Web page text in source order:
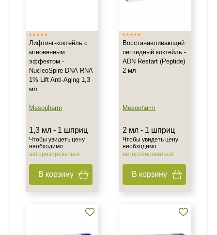
Лифтинг-коктейль с
мгновенным
эффектом -
NucleoSpire DNA-RNA
1% Lift Anti-Aging 1,3
мл
Mesopharm
1,3 мл - 1 шприц
Чтобы увидеть цену
необходимо
авторизироваться
В корзину
Восстанавливающий
пептидный коктейль -
ADN Restart (Peptide)
2 мл
Mesopharm
2 мл - 1 шприц
Чтобы увидеть цену
необходимо
авторизироваться
В корзину